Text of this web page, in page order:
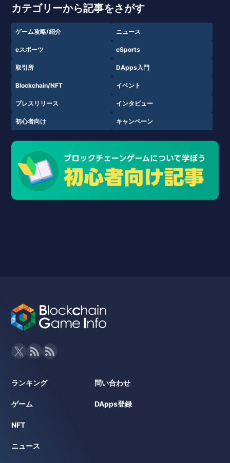
カテゴリーから記事をさがす
ゲーム攻略/紹介 ニュース
eスポーツ eSports
取引所 DApps入門
Blockchain/NFT イベント
プレスリリース インタビュー
初心者向け キャンペーン
ランキング
ゲーム
NFT
ニュース
問い合わせ
DApps登録